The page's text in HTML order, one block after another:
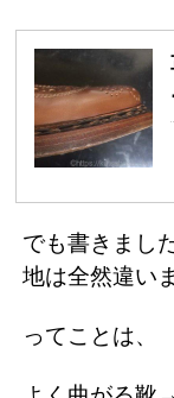
でも書きまし
地は全然違い
ってことは、